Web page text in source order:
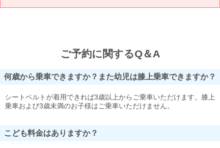
ご予約に関するQ＆A
何歳から乗車できますか？また幼児は膝上乗車できますか？
シートベルトが着用できれば3歳以上からご乗車いただけます。膝上
乗車および3歳未満のお子様はご乗車いただけません。
こども料金はありますか？